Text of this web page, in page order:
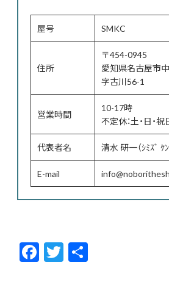
屋号 SMKC
住所
〒454-0945
愛知県名古屋市
字古川56-1
営業時間
10-17時
不定休：土・日・祝
代表者名 清水 研一（ｼﾐｽﾞ ｹﾝ
E-mail
F
ac
T
w